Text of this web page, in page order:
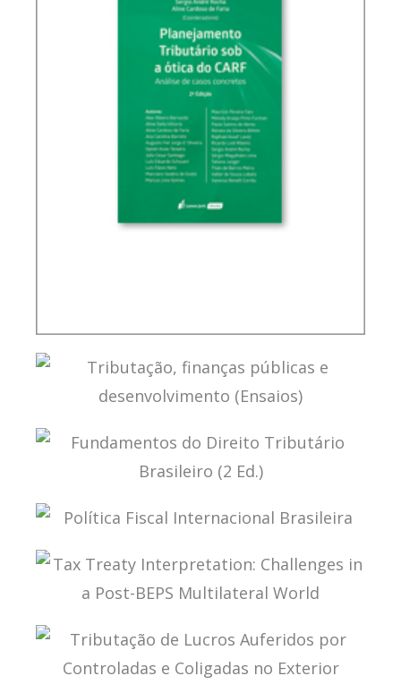
PLANEJAMENTO TRIBUTÁRIO SOB A ÓTICA DO
CARF (2 ED.)
TRIBUTAÇÃO, FINANÇAS PÚBLICAS E
DESENVOLVIMENTO (ENSAIOS)
FUNDAMENTOS DO DIREITO TRIBUTÁRIO
BRASILEIRO (2 ED.)
POLÍTICA FISCAL INTERNACIONAL BRASILEIRA
TAX TREATY INTERPRETATION: CHALLENGES IN
A POST-BEPS MULTILATERAL WORLD